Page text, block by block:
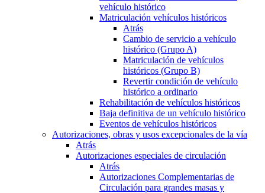
vehículo histórico
Matriculación vehículos históricos
Atrás
Cambio de servicio a vehículo
histórico (Grupo A)
Matriculación de vehículos
históricos (Grupo B)
Revertir condición de vehículo
histórico a ordinario
Rehabilitación de vehículos históricos
Baja definitiva de un vehículo histórico
Eventos de vehículos históricos
Autorizaciones, obras y usos excepcionales de la vía
Atrás
Autorizaciones especiales de circulación
Atrás
Autorizaciones Complementarias de
Circulación para grandes masas y